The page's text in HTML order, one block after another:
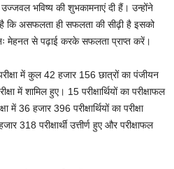
उज्जवल भविष्य की शुभकामनाएं दी हैं। उन्होंने
है कि असफलता ही सफलता की सीढ़ी है इसको
मेहनत से पढ़ाई करके सफलता प्राप्त करें।
में कुल 42 हजार 156 छात्रों का पंजीयन
में शामिल हुए। 15 परीक्षार्थियों का परीक्षाफल
में 36 हजार 396 परीक्षार्थियों का परीक्षा
318 परीक्षार्थी उत्तीर्ण हुए और परीक्षाफल